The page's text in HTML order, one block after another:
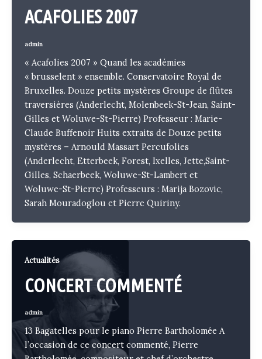
ACAFOLIES 2007
admin
« Acafolies 2007 » Quand les académies
« brusselent » ensemble. Conservatoire Royal de
Bruxelles. Douze petits mystères Groupe de flûtes
traversières (Anderlecht, Molenbeek-St-Jean, Saint-
Gilles et Woluwe-St-Pierre) Professeur : Marie-
Claude Buffenoir Huits extraits de Douze petits
mystères – Arnould Massart Percufolies
(Anderlecht, Etterbeek, Forest, Ixelles, Jette,Saint-
Gilles, Schaerbeek, Woluwe-St-Lambert et
Woluwe-St-Pierre) Professeurs : Marija Bozovic,
Sarah Mouradoglou et Pierre Quiriny.
Actualités
CONCERT COMMENTÉ
admin
13 Bagatelles pour le piano Pierre Bartholomée A
l’occasion de ce concert commenté, Pierre